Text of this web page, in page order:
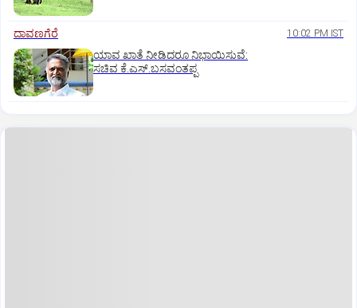
ದಾವಣಗೆರೆ 10:02 PM IST
ಯಾವ ಖಾತೆ ನೀಡಿದರೂ ನಿಭಾಯಿಸುವೆ:
ಸಚಿವ ಕೆ.ಎಸ್.ಬಸವಂತಪ್ಪ